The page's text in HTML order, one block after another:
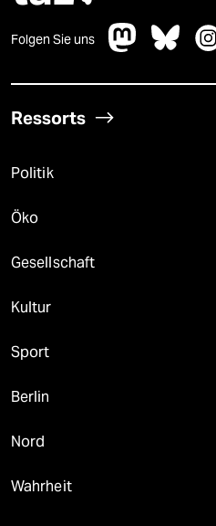
Folgen Sie uns
Ressorts
Politik
Öko
Gesellschaft
Kultur
Sport
Berlin
Nord
Wahrheit